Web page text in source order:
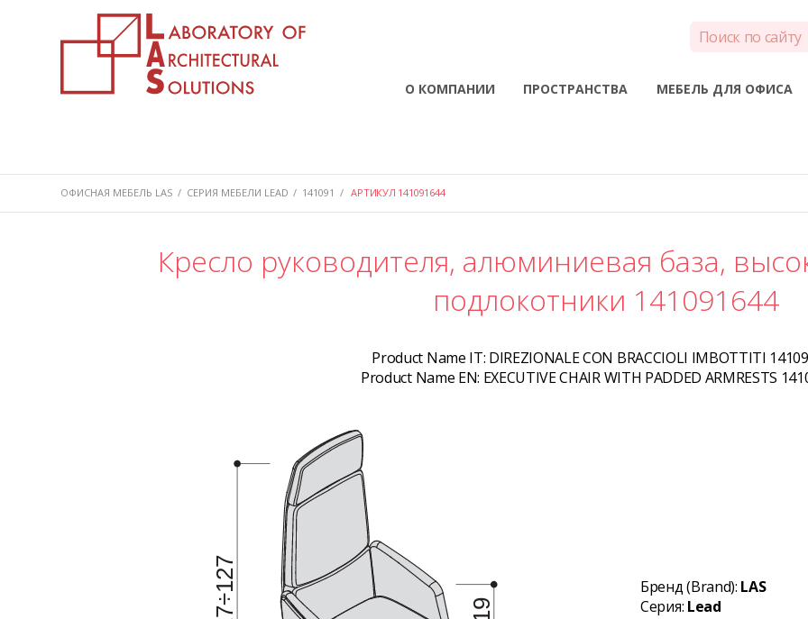
О КОМПАНИИ ПРОСТРАНСТВА МЕБЕЛЬ ДЛЯ ОФИСА
ОФИСНАЯ МЕБЕЛЬ LAS / СЕРИЯ МЕБЕЛИ LEAD / 141091 / АРТИКУЛ 141091644
Кресло руководителя, алюминиевая база,
подлокотники 141091644
Product Name IT: DIREZIONALE CON BRACCIOLI IMBOTTITI
Product Name EN: EXECUTIVE CHAIR WITH PADDED ARMRESTS
Бренд (Brand): LAS
Серия: Lead